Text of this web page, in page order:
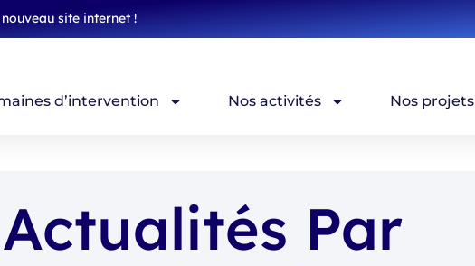
site internet !
d’intervention Nos activités Nos projets
Actualités Par